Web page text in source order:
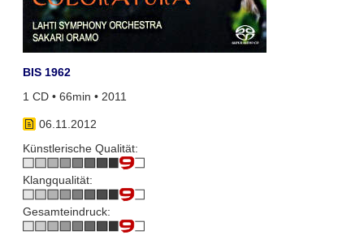
BIS 1962
1 CD • 66min • 2011
06.11.2012
Künstlerische Qualität:
Klangqualität:
Gesamteindruck: